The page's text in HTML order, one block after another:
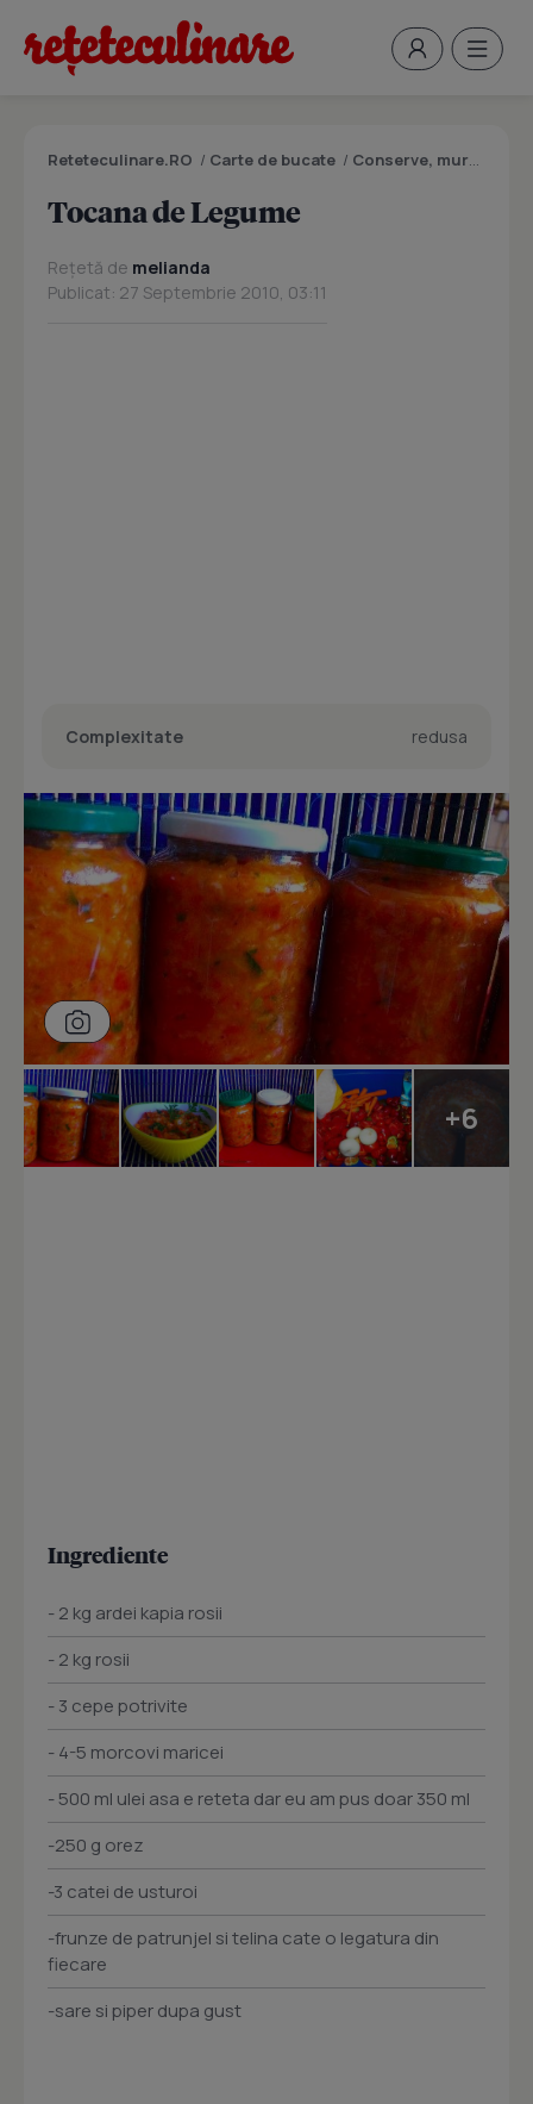
Reteteculinare.RO / Carte de bucate / Conserve, muraturi
Tocana de Legume
Rețetă de melianda
Publicat: 27 Septembrie 2010, 03:11
Complexitate redusa
+6
Ingrediente
- 2 kg ardei kapia rosii
- 2 kg rosii
- 3 cepe potrivite
- 4-5 morcovi maricei
- 500 ml ulei asa e reteta dar eu am pus doar 350 ml
-250 g orez
-3 catei de usturoi
-frunze de patrunjel si telina cate o legatura din
fiecare
-sare si piper dupa gust